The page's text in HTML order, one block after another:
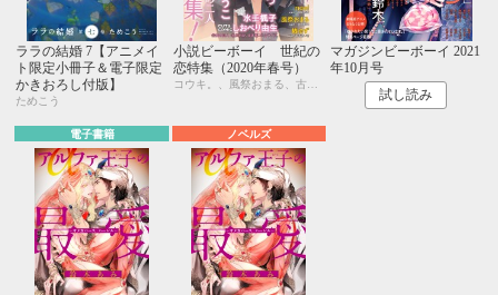
ララの結婚 7【アニメイ
ト限定小冊子＆電子限定
かきおろし付版】
ためこう
小説ビーボーイ 世紀の
恋特集（2020年春号）
コウキ。、風祭おまる、古藤嗣己、椿 ゆず、おおきいき、遠野春日、円陣闇丸、noel、周防佑未、水壬楓子、しおべり由生、みやしろちうこ、user、八十庭たづ、佐々木久美子
マガジンビーボーイ 2021
年10月号
試し読み
電子書籍 ノベルズ